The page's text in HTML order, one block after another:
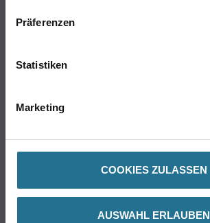
Präferenzen
Statistiken
Marketing
COOKIES ZULASSEN
AUSWAHL ERLAUBEN
Putze- und Spachtelmassen
Wand- & Deckenbeläge
Über uns